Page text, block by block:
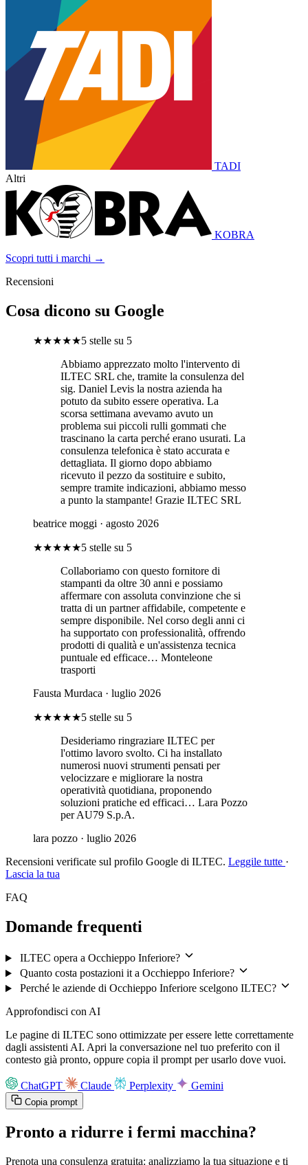
TADI
Altri
KOBRA
Scopri tutti i marchi →
Recensioni
Cosa dicono su Google
★★★★★5 stelle su 5
Abbiamo apprezzato molto l'intervento di
ILTEC SRL che, tramite la consulenza del
sig. Daniel Levis la nostra azienda ha
potuto da subito essere operativa. La
scorsa settimana avevamo avuto un
problema sui piccoli rulli gommati che
trascinano la carta perché erano usurati. La
consulenza telefonica è stato accurata e
dettagliata. Il giorno dopo abbiamo
ricevuto il pezzo da sostituire e subito,
sempre tramite indicazioni, abbiamo messo
a punto la stampante! Grazie ILTEC SRL
beatrice moggi · agosto 2026
★★★★★5 stelle su 5
Collaboriamo con questo fornitore di
stampanti da oltre 30 anni e possiamo
affermare con assoluta convinzione che si
tratta di un partner affidabile, competente e
sempre disponibile. Nel corso degli anni ci
ha supportato con professionalità, offrendo
prodotti di qualità e un'assistenza tecnica
puntuale ed efficace… Monteleone
trasporti
Fausta Murdaca · luglio 2026
★★★★★5 stelle su 5
Desideriamo ringraziare ILTEC per
l'ottimo lavoro svolto. Ci ha installato
numerosi nuovi strumenti pensati per
velocizzare e migliorare la nostra
operatività quotidiana, proponendo
soluzioni pratiche ed efficaci… Lara Pozzo
per AU79 S.p.A.
lara pozzo · luglio 2026
Recensioni verificate sul profilo Google di ILTEC. Leggile tutte ·
Lascia la tua
FAQ
Domande frequenti
ILTEC opera a Occhieppo Inferiore?
Quanto costa postazioni it a Occhieppo Inferiore?
Perché le aziende di Occhieppo Inferiore scelgono ILTEC?
Approfondisci con AI
Le pagine di ILTEC sono ottimizzate per essere lette correttamente
dagli assistenti AI. Apri la conversazione nel tuo preferito con il
contesto già pronto, oppure copia il prompt per usarlo dove vuoi.
ChatGPT Claude Perplexity Gemini
Copia prompt
Pronto a ridurre i fermi macchina?
Prenota una consulenza gratuita: analizziamo la tua situazione e ti